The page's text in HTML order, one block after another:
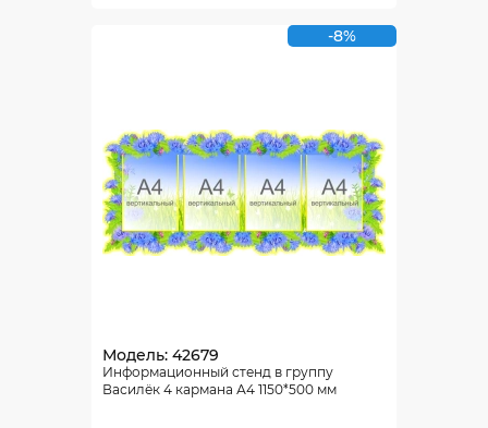
-8%
Модель: 42679
Информационный стенд в группу
Василёк 4 кармана А4 1150*500 мм